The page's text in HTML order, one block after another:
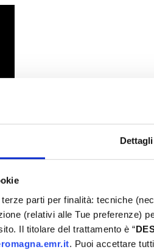
Dettagli
parti per finalità: tecniche
(relativi alle Tue preferenze)
Il titolare del trattamento è “
. Puoi accettare